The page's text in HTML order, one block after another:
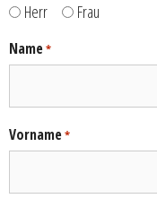
Herr Frau
Name*
Vorname*